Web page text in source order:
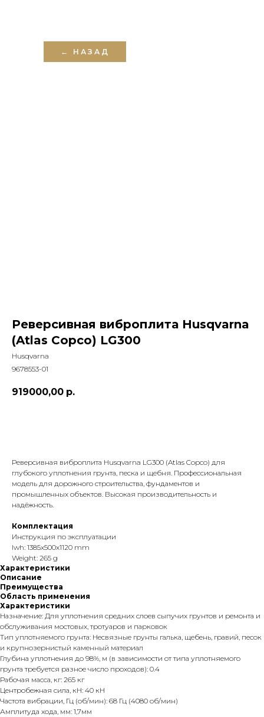
← НАЗАД
Реверсивная виброплита Husqvarna
(Atlas Copco) LG300
Husqvarna
9678553-01
919000,00 р.
Реверсивная виброплита Husqvarna LG300 (Atlas Copco) для
глубокого уплотнения грунта, песка и щебня. Профессиональная
модель для дорожного строительства, фундаментов и
промышленных объектов. Высокая производительность и
надёжность.
Комплектация
Инструкция по эксплуатации
lwh: 1385x500x1120 mm
Weight: 265 g
Характеристики
Описание
Преимущества
Область применения
Характеристики
Назначение: Для уплотнения средних слоев сыпучих грунтов и ремонта и
обслуживания мостовых, тротуаров и парковок
Тип уплотняемого грунта: Несвязные грунты галька, щебень, гравий, песок
и крупнозернистый каменный материал
Глубина уплотнения до 98%, м (в зависимости от типа уплотняемого
грунта требуется разное число проходов): 0.4
Рабочая масса, кг: 265 кг
Центробежная сила, кН: 40 кН
Частота вибрации, Гц (об/мин): 68 Гц (4080 об/мин)
Амплитуда хода, мм: 1,7мм